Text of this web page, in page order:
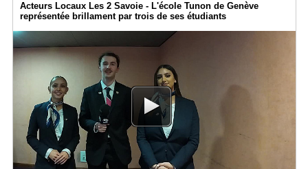
Acteurs Locaux Les 2 Savoie - L'école Tunon de Genève
représentée brillament par trois de ses étudiants